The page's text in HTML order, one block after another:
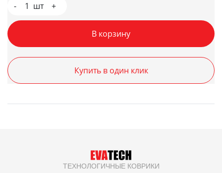
- 1 шт +
В корзину
Купить в один клик
ТЕХНОЛОГИЧНЫЕ КОВРИКИ